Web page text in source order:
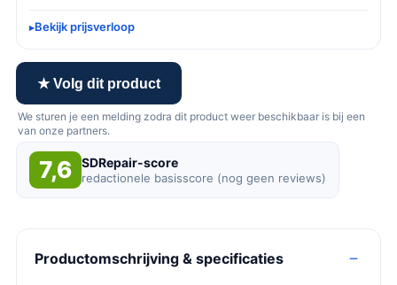
Bekijk prijsverloop
★ Volg dit product
We sturen je een melding zodra dit product weer beschikbaar is bij een
van onze partners.
7,6 SDRepair-score
redactionele basisscore (nog geen reviews)
Productomschrijving & specificaties